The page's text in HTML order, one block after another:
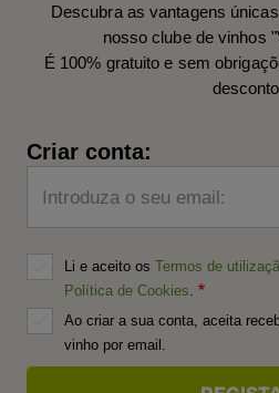
Descubra as vantagens
nosso clube de vinhos
É 100% gratuito e sem
Criar conta:
Introduza o seu email:
Li e aceito os Termos de
Política de Cookies
Ao criar a sua conta, aceita
vinho por email.